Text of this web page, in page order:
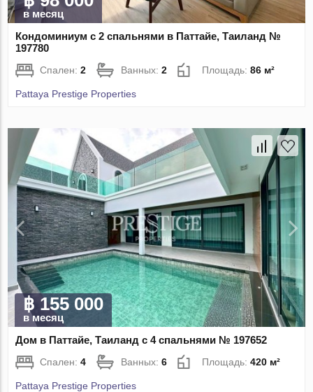
в месяц
Кондоминиум с 2 спальнями в Паттайе, Таиланд №
197780
Спален:2 Ванных:2 Площадь:86 м²
Pattaya Prestige Properties
฿ 155 000
в месяц
Дом в Паттайе, Таиланд с 4 спальнями № 197652
Спален:4 Ванных:6 Площадь:420 м²
Pattaya Prestige Properties